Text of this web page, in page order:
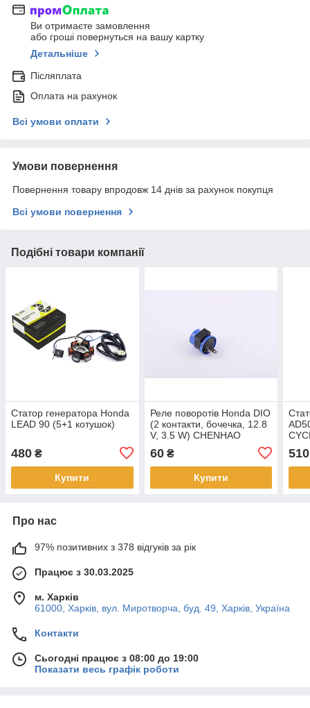
Ви отримаєте замовлення
або гроші повернуться на вашу картку
Детальніше
Післяплата
Оплата на рахунок
Всі умови оплати
Умови повернення
Повернення товару впродовж 14 днів за рахунок покупця
Всі умови повернення
Подібні товари компанії
Статор генератора Honda
LEAD 90 (5+1 котушок)
480 ₴
Купити
Реле поворотів Honda DIO
(2 контакти, бочечка, 12.8
V, 3.5 W) CHENHAO
60₴
Купити
510
Про нас
97% позитивних з 378 відгуків за рік
Працює з 30.03.2025
м. Харків
61000, Харків, вул. Миротворча, буд. 49, Харків, Україна
Контакти
Сьогодні працює з 08:00 до 19:00
Показати весь графік роботи